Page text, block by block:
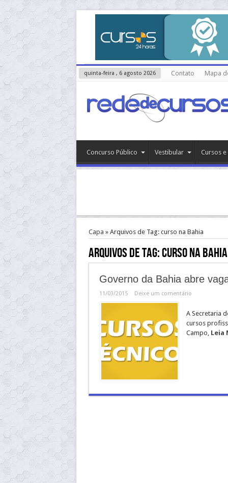
quinta-feira , 6 agosto 2026 Contato Mapa
Concurso Público Vestibular Cursos
Capa » Arquivos de Tag: curso na Bahia
Arquivos de Tag:curso na Bahia
Governo da Bahia abre
11/03/2015 Deixe um comentário
A Secretaria
cursos
Campo, Leia